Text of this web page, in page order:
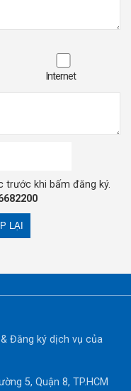
Internet
trước khi bấm đăng ký.
Đăng ký dịch vụ của
5, Quận 8, TP.HCM